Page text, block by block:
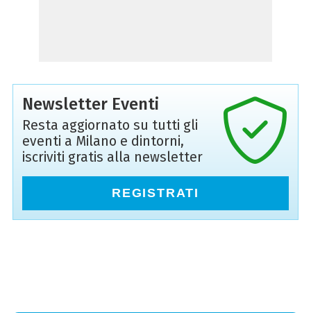
Newsletter Eventi
Resta aggiornato su tutti gli
eventi a Milano e dintorni,
iscriviti gratis alla newsletter
REGISTRATI